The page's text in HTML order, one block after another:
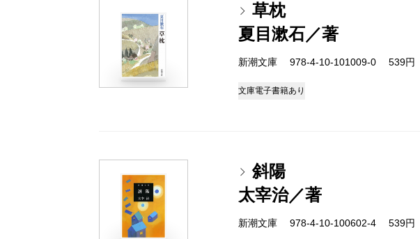
草枕
夏目漱石／著
新潮文庫 978-4-10-101009-0 539円
文庫電子書籍あり
斜陽
太宰治／著
新潮文庫 978-4-10-100602-4 539円